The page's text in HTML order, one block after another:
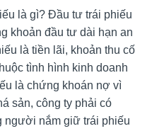
là gì? Đầu tư trái phiếu
khoản đầu tư dài hạn an
là tiền lãi, khoản thu cố
tình hình kinh doanh
là chứng khoán nợ vì
sản, công ty phải có
người nắm giữ trái phiếu